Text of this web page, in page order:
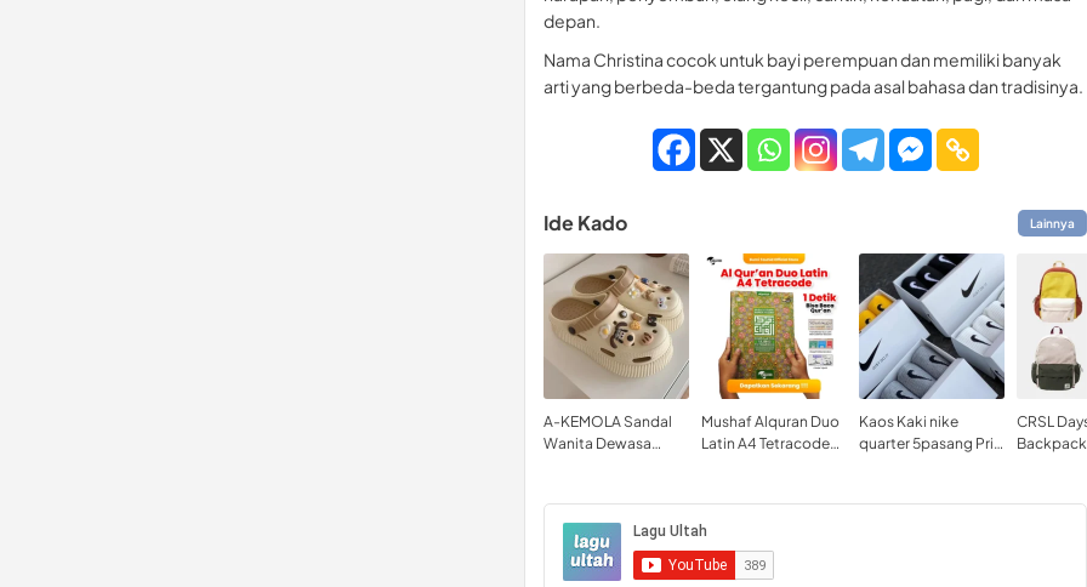
depan.
Nama Christina cocok untuk bayi perempuan dan memiliki banyak
arti yang berbeda-beda tergantung pada asal bahasa dan tradisinya.
Ide Kado Lainnya
A-KEMOLA Sandal
Wanita Dewasa
Sandal Korea Sandal
Fuji Wanita Tinggi
Mushaf Alquran Duo
Latin A4 Tetracode
Ukuran Besar A4 4
Kode Tajwid
Kaos Kaki nike
quarter 5pasang Pria
Dipakai Olahraga
CRSL
Backpack
Tas